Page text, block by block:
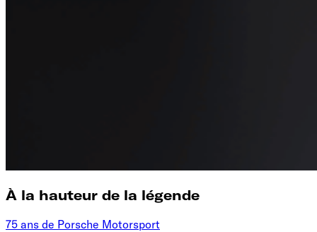
À la hauteur de la légende
75 ans de Porsche Motorsport